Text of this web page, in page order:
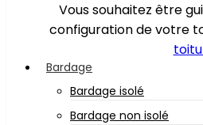
Vous souhaitez être
configuration de votre
Bardage
Bardage isolé
Bardage non isolé